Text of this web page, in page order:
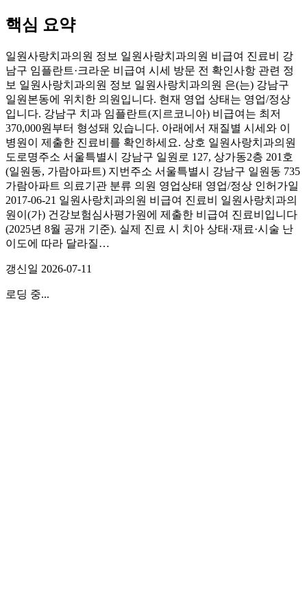
핵심 요약
일원사랑치과의원 정보 일원사랑치과의원 비급여 진료비 강
남구 임플란트·크라운 비급여 시세 방문 전 확인사항 관련 정
보 일원사랑치과의원 정보 일원사랑치과의원 은(는) 강남구
일원본동에 위치한 의원입니다. 현재 영업 상태는 영업/정상
입니다. 강남구 치과 임플란트(지르코니아) 비급여는 최저
370,000원부터 형성돼 있습니다. 아래에서 재질별 시세와 이
병원이 제출한 진료비를 확인하세요. 상호 일원사랑치과의원
도로명주소 서울특별시 강남구 일원로 127, 상가동2층 201호
(일원동, 가람아파트) 지번주소 서울특별시 강남구 일원동 735
가람아파트 의료기관 분류 의원 영업상태 영업/정상 인허가일
2017-06-21 일원사랑치과의원 비급여 진료비 일원사랑치과의
원이(가) 건강보험심사평가원에 제출한 비급여 진료비입니다
(2025년 8월 공개 기준). 실제 진료 시 치아 상태·재료·시술 난
이도에 따라 달라질…
갱신일 2026-07-11
로딩 중...